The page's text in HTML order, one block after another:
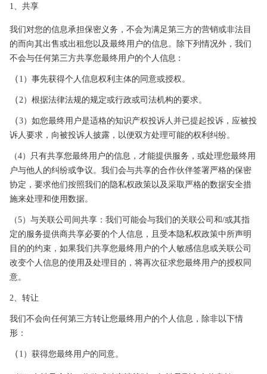
1、共享
我们对您的信息承担保密义务，不会为满足第三方的营销或非法目
的而向其出售或出租您以及最终用户的信息。除下列情况外，我们
不会与任何第三方共享您最终用户的个人信息：
（ 1）事先获得个人信息权利主体的同意或授权。
（2）根据法律法规的规定或行政或司法机构的要求。
（3）如您最终用户是适格的知识产权投诉人并已提起投诉，应被投
诉人要求，向被投诉人披露，以便双方处理可能的权利纠纷。
（4）只有共享您最终用户的信息，才能提供服务 ，或处理您最终用
户与他人的纠纷或争议。我们会与共享的合作伙伴签署严格的保密
协定，要求他们按照我们的隐私权政策以及采取严格的数据安全措
施来处理和使用数据。
（5）与关联公司间共享：我们可能会与我们的关联公司和/或其指
定的服务提供商共享必要的个人信息，且受本隐私权政策中所声明
目的的约束，如果我们共享您最终用户的个人敏感信息或关联公司
改变个人信息的使用及处理目的，将再次征求您最终用户的授权同
意。
2、转让
我们不会向任何第三方转让您最终用户的个人信息，除非以下情
形：
（ 1）获得您最终用户的同意。